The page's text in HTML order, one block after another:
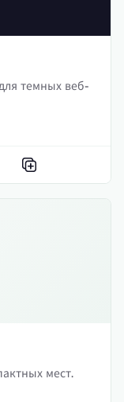
темных веб-
мест.